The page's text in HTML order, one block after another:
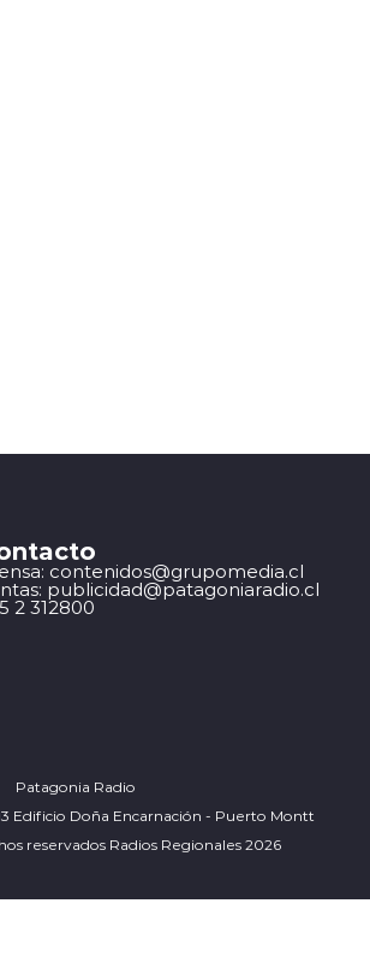
contenidos@grupomedia.cl
publicidad@patagoniaradio.cl
2 312800
Patagonia Radio
Edificio Doña Encarnación - Puerto Montt
reservados Radios Regionales 2026